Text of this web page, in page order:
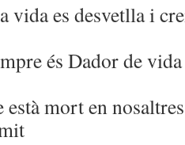
vida es desvetlla i
és Dador de vida
està mort en nosaltres